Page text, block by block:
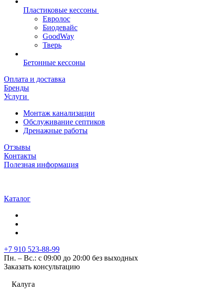
Пластиковые кессоны
Евролос
Биодевайс
GoodWay
Тверь
Бетонные кессоны
Оплата и доставка
Бренды
Услуги
Монтаж канализации
Обслуживание септиков
Дренажные работы
Отзывы
Контакты
Полезная информация
Каталог
+7 910 523-88-99
Пн. – Вс.: с 09:00 до 20:00 без выходных
Заказать консультацию
Калуга